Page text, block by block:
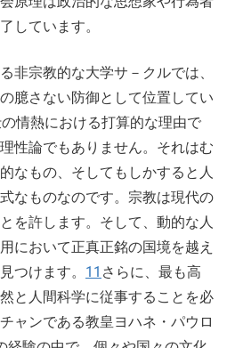
しています。
非宗教的な大学サ－クルでは、
臆さない防御として位置してい
情熱における打算的な理由で
性論でもありません。それはむ
なもの、そしてもしかすると人
なものなのです。宗教は現代の
を許します。そして、動的な人
において正真正銘の国境を越え
つけます。 11 さらに、最も高
と人間科学に従事することを必
ャンである教皇ヨハネ・パウロ